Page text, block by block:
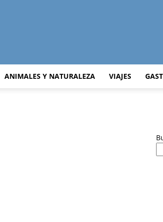
Curiosidades
ANIMALES Y NATURALEZA VIAJES